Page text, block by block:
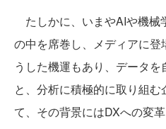
たしかに、いまやAIや機械
の中を席巻し、メディアに
うした機運もあり、データ
と、分析に積極的に取り組
て、その背景にはDXへの変